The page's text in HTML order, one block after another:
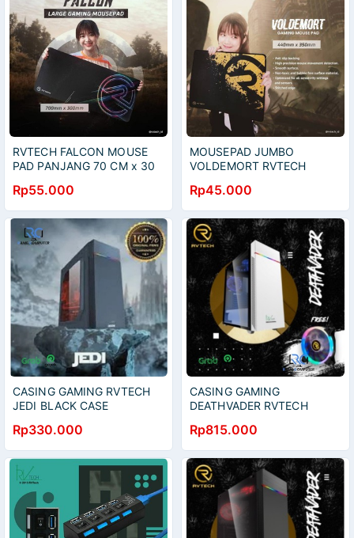
RVTECH FALCON MOUSE
PAD PANJANG 70 CM x 30
Rp55.000
MOUSEPAD JUMBO
VOLDEMORT RVTECH
Rp45.000
CASING GAMING RVTECH
JEDI BLACK CASE
Rp330.000
CASING GAMING
DEATHVADER RVTECH
PSU) CASE CPU KOMPUTER
RV TECH
Rp815.000